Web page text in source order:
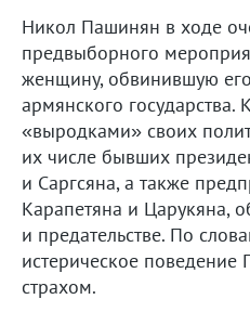
Никол Пашинян в ходе
предвыборного
женщину, обвинившую
армянского государства.
«выродками» своих
их числе бывших
и Саргсяна, а также
Карапетяна и Царукяна,
и предательстве. По
истерическое
страхом.